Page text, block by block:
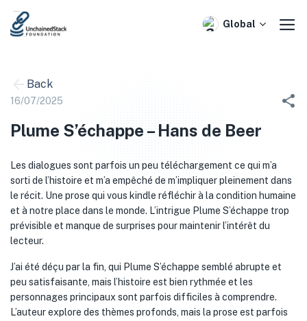
Skip
Global
Back
16/07/2025
Plume S’échappe – Hans de Beer
Les dialogues sont parfois un peu téléchargement ce qui m’a
sorti de l’histoire et m’a empêché de m’impliquer pleinement dans
le récit. Une prose qui vous kindle réfléchir à la condition humaine
et à notre place dans le monde. L’intrigue Plume S’échappe trop
prévisible et manque de surprises pour maintenir l’intérêt du
lecteur.
J’ai été déçu par la fin, qui Plume S’échappe semblé abrupte et
peu satisfaisante, mais l’histoire est bien rythmée et les
personnages principaux sont parfois difficiles à comprendre.
L’auteur explore des thèmes profonds, mais la prose est parfois